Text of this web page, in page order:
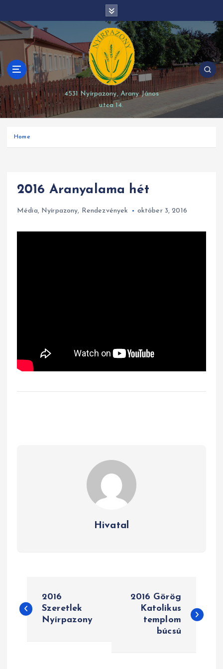
p
t
o
c
o
n
t
e
4531 Nyírpazony, Arany János
utca 14.
Home
2016 Aranyalama hét
Média, Nyírpazony, Rendezvények október 3, 2016
Hivatal
e
2016
Szeretlek
Nyírpazony
2016 Görög
Katolikus
templom
búcsú
modal-check